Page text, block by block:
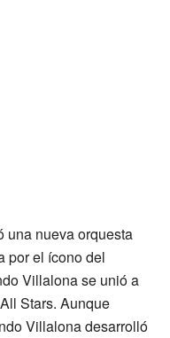
una nueva orquesta
por el ícono del
Villalona se unió a
Stars. Aunque
Villalona desarrolló